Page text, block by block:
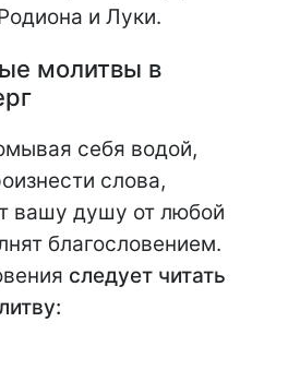
и Луки.
молитвы в
себя водой,
слова,
вашу душу от любой
благословением.
следует читать